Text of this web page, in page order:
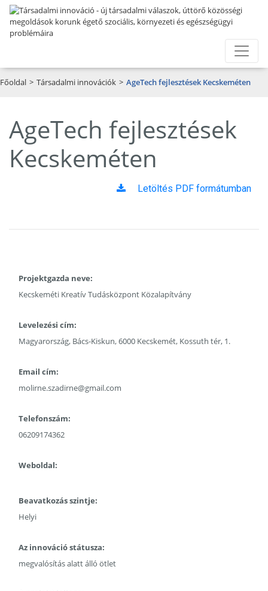
Főoldal > Társadalmi innovációk > AgeTech fejlesztések Kecskeméten
AgeTech fejlesztések
Kecskeméten
Letöltés PDF formátumban
Projektgazda neve:
Kecskeméti Kreatív Tudásközpont Közalapítvány
Levelezési cím:
Magyarország, Bács-Kiskun, 6000 Kecskemét, Kossuth tér, 1.
Email cím:
molirne.szadirne@gmail.com
Telefonszám:
06209174362
Weboldal:
Beavatkozás szintje:
Helyi
Az innováció státusza:
megvalósítás alatt álló ötlet